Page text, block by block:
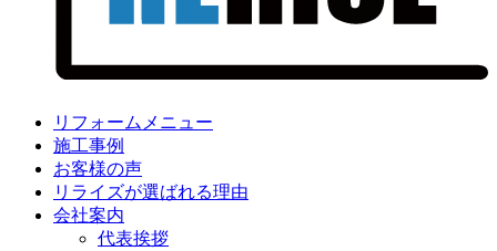
リフォームメニュー
施工事例
お客様の声
リライズが選ばれる理由
会社案内
代表挨拶